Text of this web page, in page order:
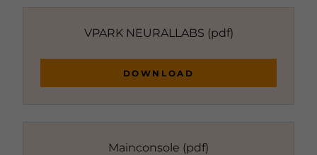
VPARK NEURALLABS (pdf)
DOWNLOAD
Mainconsole (pdf)